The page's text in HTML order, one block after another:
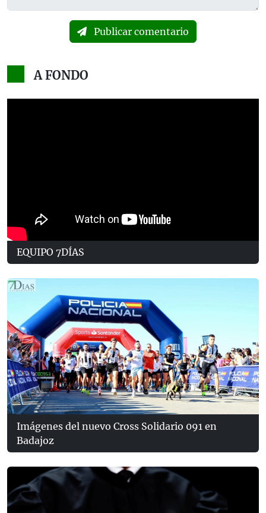
Publicar comentario
A FONDO
EQUIPO 7DÍAS
Imágenes del nuevo Cross Solidario 091 en
Badajoz